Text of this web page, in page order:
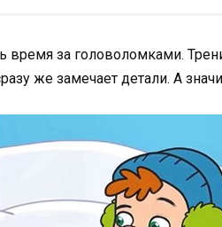
время за головоломками.
же замечает детали. А